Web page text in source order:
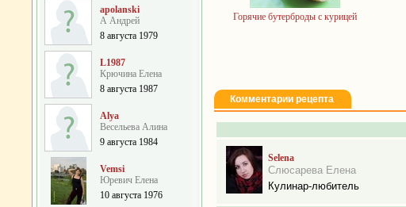
apolanski
А Андрей
8 августа 1979
L1987
Крючина Елена
8 августа 1987
Alya
Весельева Алина
9 августа 1984
Vemsi
Юревич Елена
10 августа 1976
Горячие бутерброды с курицей
Комментарии рецепта
Selena
Слюсарева Елена
Кулинар-любитель